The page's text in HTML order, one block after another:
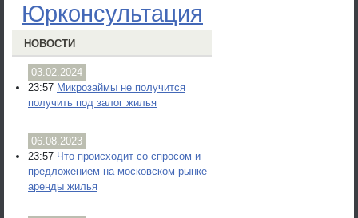
Юрконсультация
НОВОСТИ
03.02.2024
23:57 Микрозаймы не получится
получить под залог жилья
06.08.2023
23:57 Что происходит со спросом и
предложением на московском рынке
аренды жилья